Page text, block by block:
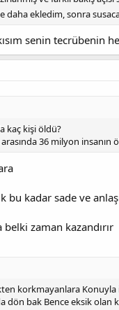
daha ekledim, sonra
senin tecrübenin
kaç kişi öldü?
arasında 36 milyon
bu kadar sade ve
belki zaman kazandırır
korkmayanlara Konuyla
dön bak Bence eksik olan